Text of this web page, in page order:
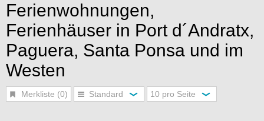
Ferienwohnungen,
Ferienhäuser in Port d´Andratx,
Paguera, Santa Ponsa und im
Westen
Merkliste (0) Standard 10 pro Seite